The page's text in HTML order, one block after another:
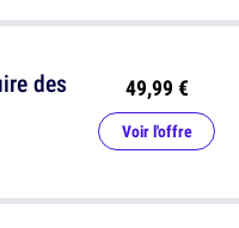
des
49,99 €
Voir l'offre